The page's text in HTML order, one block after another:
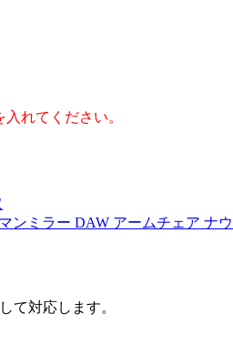
れてください。
ンミラー DAW アームチェア ナ
て対応します。